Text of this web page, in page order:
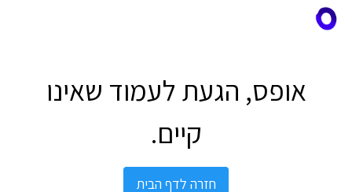
אופס, הגעת לעמוד שאינו
קיים.
חזרה לדף הבית